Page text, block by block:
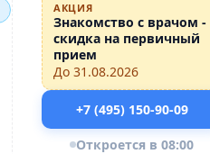
АКЦИЯ
Знакомство с врачом -
скидка на первичный
прием
До 31.08.2026
+7 (495) 150-90-09
Откроется в 08:00